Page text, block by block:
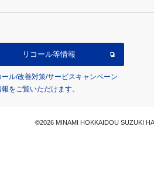
リコール等情報
ール/改善対策/サービスキャンペーン
をご覧いただけます。
©2026 MINAMI HOKKAIDOU SUZUKI